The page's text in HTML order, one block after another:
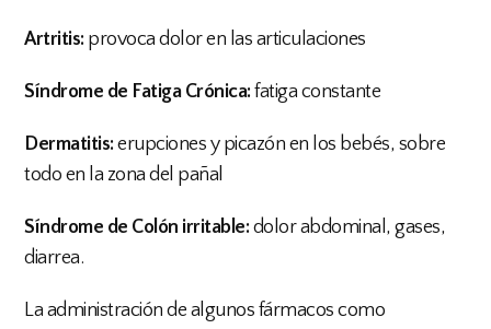
Artritis: provoca dolor en las articulaciones
Síndrome de Fatiga Crónica: fatiga constante
Dermatitis: erupciones y picazón en los bebés, sobre
todo en la zona del pañal
Síndrome de Colón irritable: dolor abdominal, gases,
diarrea.
La administración de algunos fármacos como